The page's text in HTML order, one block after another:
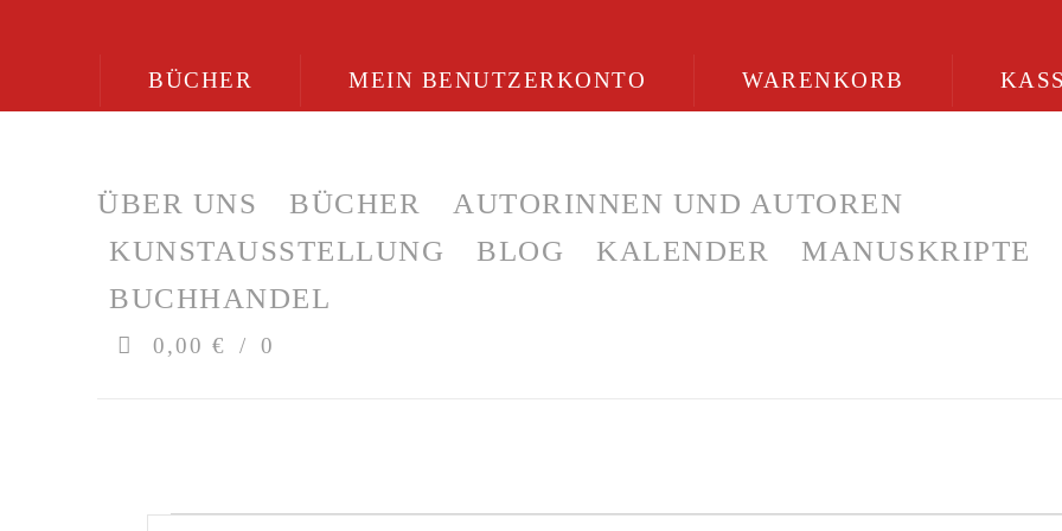
BÜCHER MEIN BENUTZERKONTO WARENKORB
ÜBER UNS BÜCHER
AUTORINNEN UND AUTOREN
KUNSTAUSSTELLUNG
BLOG KALENDER
MANUSKRIPTE
BUCHHANDEL
0,00 € 0